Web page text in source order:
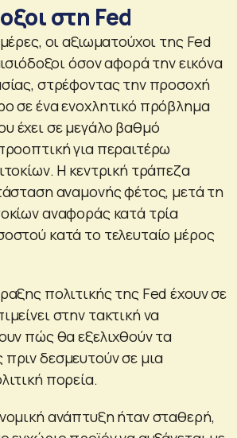
στη Fed
οι αξιωματούχοι της Fed
όσον αφορά την εικόνα
στρέφοντας την προσοχή
σε ένα ενοχλητικό πρόβλημα
έχει σε μεγάλο βαθμό
για περαιτέρω
Η κεντρική τράπεζα
αναμονής φέτος, μετά τη
αναφοράς κατά τρία
κατά το τελευταίο μέρος
πολιτικής της Fed έχουν σε
στην τακτική να
πώς θα εξελιχθούν τα
δεσμευτούν σε μια
πορεία.
ανάπτυξη ήταν σταθερή,